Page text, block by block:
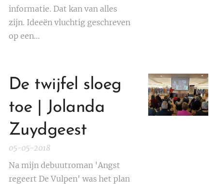
informatie. Dat kan van alles
zijn. Ideeën vluchtig geschreven
op een...
De twijfel sloeg
toe | Jolanda
Zuydgeest
05-05-2018
Na mijn debuutroman 'Angst
regeert De Vulpen' was het plan